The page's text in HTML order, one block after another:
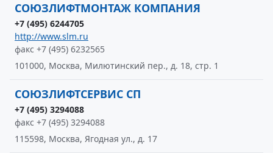
СОЮЗЛИФТМОНТАЖ КОМПАНИЯ
+7 (495) 6244705
http://www.slm.ru
факс +7 (495) 6232565
101000, Москва, Милютинский пер., д. 18, стр. 1
СОЮЗЛИФТСЕРВИС СП
+7 (495) 3294088
факс +7 (495) 3294088
115598, Москва, Ягодная ул., д. 17